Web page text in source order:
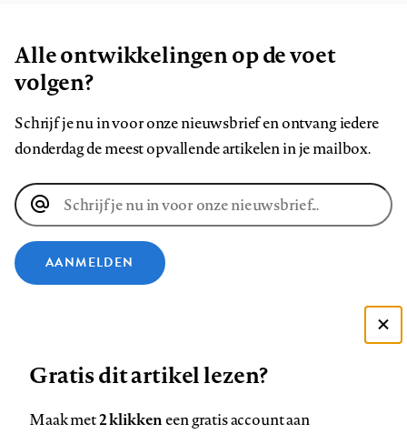
Alle ontwikkelingen op de voet
volgen?
Schrijf je nu in voor onze nieuwsbrief en ontvang iedere
donderdag de meest opvallende artikelen in je mailbox.
E-
mailadres
AANMELDEN
Volg
Volg
Volg
ons
Volg
Volg
Zie onze cookie policy
Gratis dit artikel lezen?
Maak met2 klikkeneen gratis account aan